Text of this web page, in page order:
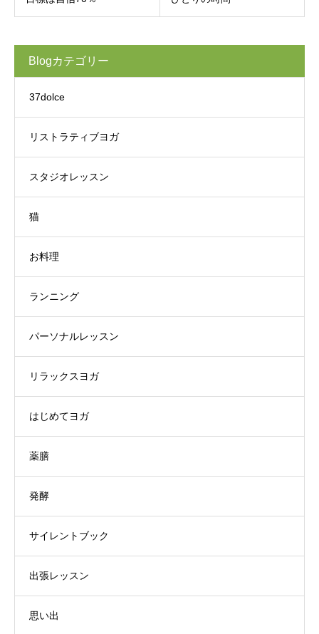
Blogカテゴリー
37dolce
リストラティブヨガ
スタジオレッスン
猫
お料理
ランニング
パーソナルレッスン
リラックスヨガ
はじめてヨガ
薬膳
発酵
サイレントブック
出張レッスン
思い出